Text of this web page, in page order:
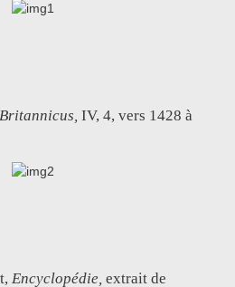
Britannicus, IV, 4, vers 1428 à
Encyclopédie, extrait de